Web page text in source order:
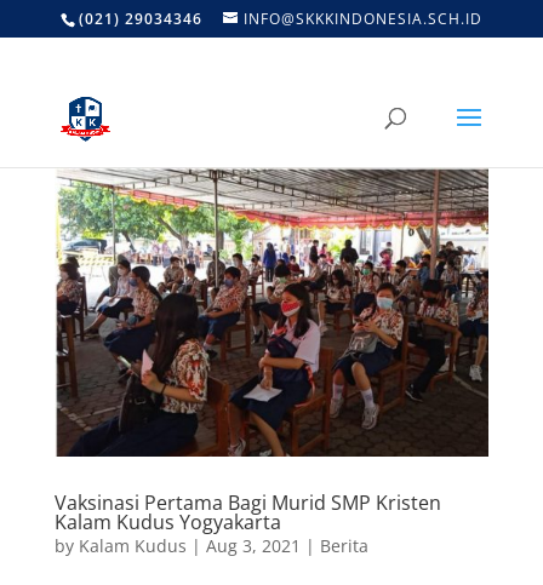
(021) 29034346 INFO@SKKKINDONESIA.SCH.ID
Vaksinasi Pertama Bagi Murid SMP Kristen
Kalam Kudus Yogyakarta
by Kalam Kudus | Aug 3, 2021 | Berita